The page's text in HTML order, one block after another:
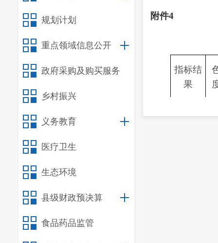
规划计划
重点领域信息公开
政府采购及购买服务
乡村振兴
义务教育
医疗卫生
生态环境
县级财政预决算
食品药品监管
附件4
指标结
果